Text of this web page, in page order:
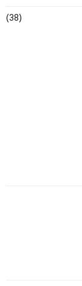
(38)